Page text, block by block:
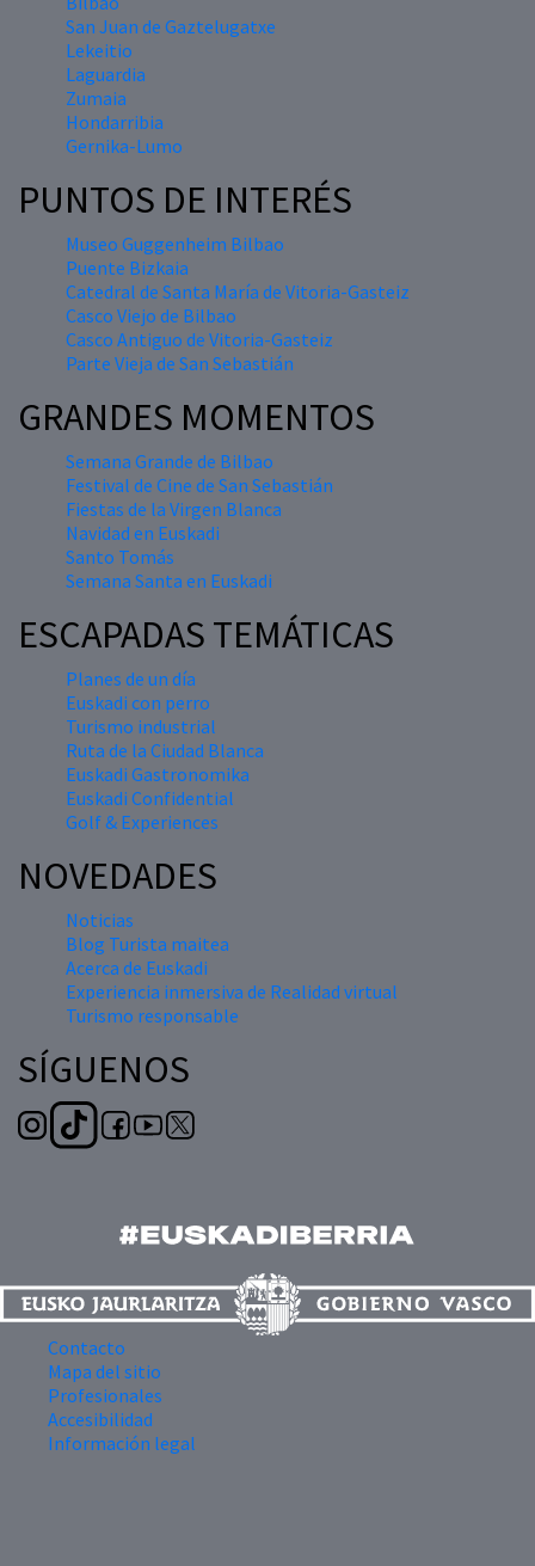
San Juan de Gaztelugatxe
Lekeitio
Laguardia
Zumaia
Hondarribia
Gernika-Lumo
PUNTOS DE INTERÉS
Museo Guggenheim Bilbao
Puente Bizkaia
Catedral de Santa María de Vitoria-Gasteiz
Casco Viejo de Bilbao
Casco Antiguo de Vitoria-Gasteiz
Parte Vieja de San Sebastián
GRANDES MOMENTOS
Semana Grande de Bilbao
Festival de Cine de San Sebastián
Fiestas de la Virgen Blanca
Navidad en Euskadi
Santo Tomás
Semana Santa en Euskadi
ESCAPADAS TEMÁTICAS
Planes de un día
Euskadi con perro
Turismo industrial
Ruta de la Ciudad Blanca
Euskadi Gastronomika
Euskadi Confidential
Golf & Experiences
NOVEDADES
Noticias
Blog Turista maitea
Acerca de Euskadi
Experiencia inmersiva de Realidad virtual
Turismo responsable
SÍGUENOS
Contacto
Mapa del sitio
Profesionales
Accesibilidad
Información legal